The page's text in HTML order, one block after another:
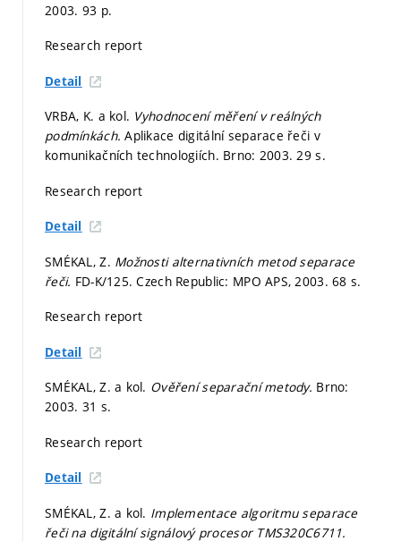
2003. 93 p.
Research report
Detail
VRBA, K. a kol. Vyhodnocení měření v reálných
podmínkách.Aplikace digitální separace řeči v
komunikačních technologiích. Brno: 2003. 29 s.
Research report
Detail
SMÉKAL, Z. Možnosti alternativních metod separace
řeči. FD-K/125. Czech Republic: MPO APS, 2003. 68 s.
Research report
Detail
SMÉKAL, Z. a kol. Ověření separační metody. Brno:
2003. 31 s.
Research report
Detail
SMÉKAL, Z. a kol. Implementace algoritmu separace
řeči na digitální signálový procesor TMS320C6711.